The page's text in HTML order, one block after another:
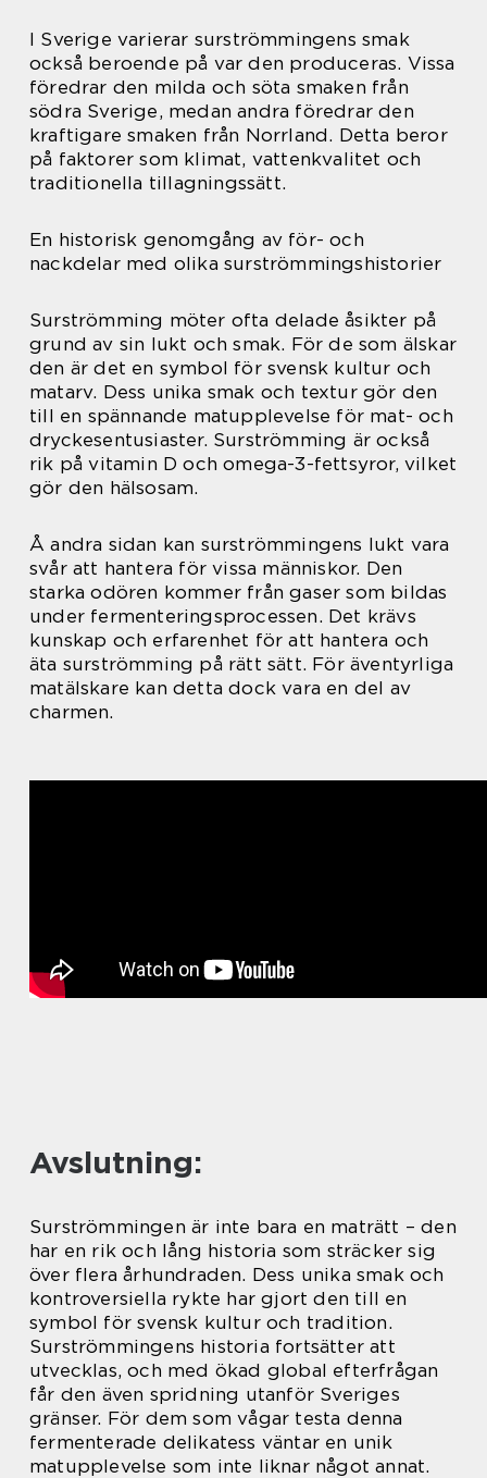
I Sverige varierar surströmmingens smak
också beroende på var den produceras. Vissa
föredrar den milda och söta smaken från
södra Sverige, medan andra föredrar den
kraftigare smaken från Norrland. Detta beror
på faktorer som klimat, vattenkvalitet och
traditionella tillagningssätt.
En historisk genomgång av för- och
nackdelar med olika surströmmingshistorier
Surströmming möter ofta delade åsikter på
grund av sin lukt och smak. För de som älskar
den är det en symbol för svensk kultur och
matarv. Dess unika smak och textur gör den
till en spännande matupplevelse för mat- och
dryckesentusiaster. Surströmming är också
rik på vitamin D och omega-3-fettsyror, vilket
gör den hälsosam.
Å andra sidan kan surströmmingens lukt vara
svår att hantera för vissa människor. Den
starka odören kommer från gaser som bildas
under fermenteringsprocessen. Det krävs
kunskap och erfarenhet för att hantera och
äta surströmming på rätt sätt. För äventyrliga
matälskare kan detta dock vara en del av
charmen.
Avslutning:
Surströmmingen är inte bara en maträtt – den
har en rik och lång historia som sträcker sig
över flera århundraden. Dess unika smak och
kontroversiella rykte har gjort den till en
symbol för svensk kultur och tradition.
Surströmmingens historia fortsätter att
utvecklas, och med ökad global efterfrågan
får den även spridning utanför Sveriges
gränser. För dem som vågar testa denna
fermenterade delikatess väntar en unik
matupplevelse som inte liknar något annat.